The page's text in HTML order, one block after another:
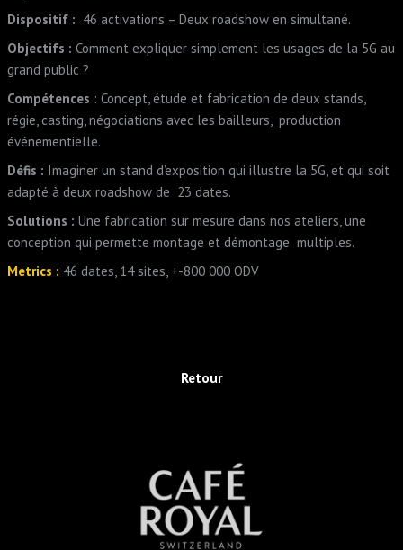
Dispositif : 46 activations – Deux roadshow en simultané.
Objectifs : Comment expliquer simplement les usages de la 5G au
grand public ?
Compétences : Concept, étude et fabrication de deux stands,
régie, casting, négociations avec les bailleurs, production
événementielle.
Défis : Imaginer un stand d’exposition qui illustre la 5G, et qui soit
adapté à deux roadshow de 23 dates.
Solutions : Une fabrication sur mesure dans nos ateliers, une
conception qui permette montage et démontage multiples.
Metrics : 46 dates, 14 sites, +-800 000 ODV
Retour